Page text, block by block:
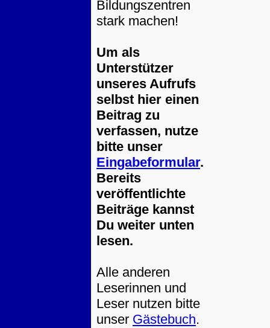
Bildungszentren
stark machen!
Um als
Unterstützer
unseres Aufrufs
selbst hier einen
Beitrag zu
verfassen, nutze
bitte unser
Eingabeformular.
Bereits
veröffentlichte
Beiträge kannst
Du weiter unten
lesen.
Alle anderen
Leserinnen und
Leser nutzen bitte
unser Gästebuch.